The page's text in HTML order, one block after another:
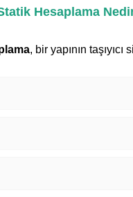
Hesaplama
, bir yapının